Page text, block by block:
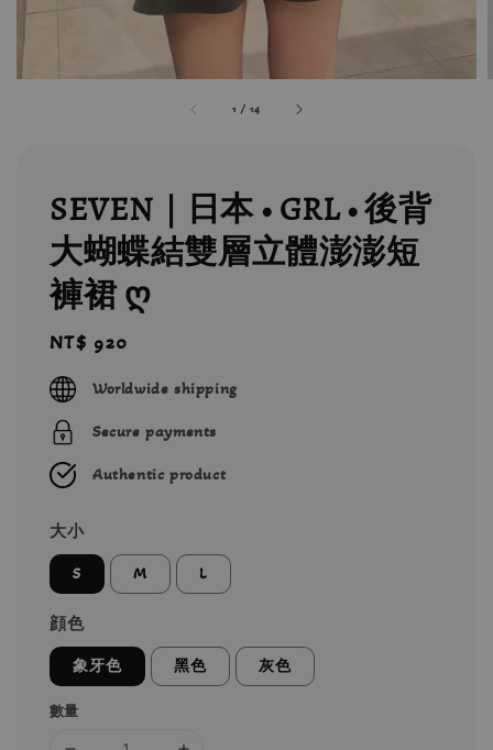
1 /14
SEVEN｜日本 • GRL • 後背
大蝴蝶結雙層立體澎澎短
褲裙 ღ
Regular
price
NT$ 920
Worldwide shipping
Secure payments
Authentic product
大小
S M L
顔色
象牙色 黑色 灰色
數量